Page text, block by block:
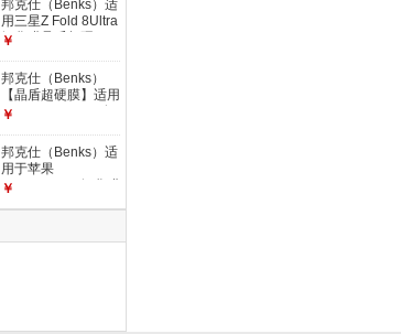
防摔全屏保护膜镜头
膜 晶盾超硬防窥膜
【Pura X Max】
邦克仕（Benks）适
用三星Z Fold 8Ultra
钢化膜晶盾超硬AR
8/7/w26阔折叠手机
后镜头膜防刮保护膜
【Z Fold 8阔折叠】
晶盾膜【AR增透】
￥
邦克仕（Benks）
【晶盾超硬膜】适用
iphone17promax钢
膜iPhoneAir超抗摔
玻璃莫氏硬度5级钢
化膜 【AR抗反射增
透】超硬玻璃|莱茵
认证|透光率96%
￥
邦克仕（Benks）适
用于苹果
15/15promax钢化膜
￥